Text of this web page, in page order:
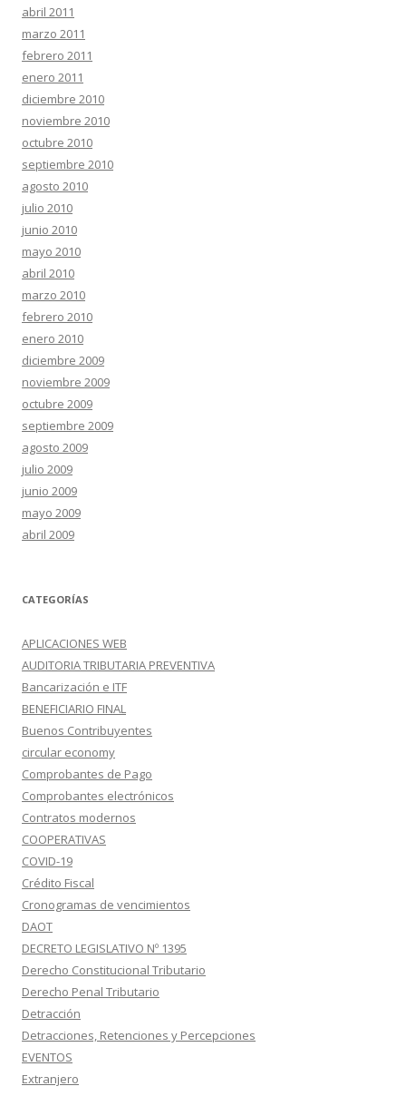
abril 2011
marzo 2011
febrero 2011
enero 2011
diciembre 2010
noviembre 2010
octubre 2010
septiembre 2010
agosto 2010
julio 2010
junio 2010
mayo 2010
abril 2010
marzo 2010
febrero 2010
enero 2010
diciembre 2009
noviembre 2009
octubre 2009
septiembre 2009
agosto 2009
julio 2009
junio 2009
mayo 2009
abril 2009
CATEGORÍAS
APLICACIONES WEB
AUDITORIA TRIBUTARIA PREVENTIVA
Bancarización e ITF
BENEFICIARIO FINAL
Buenos Contribuyentes
circular economy
Comprobantes de Pago
Comprobantes electrónicos
Contratos modernos
COOPERATIVAS
COVID-19
Crédito Fiscal
Cronogramas de vencimientos
DAOT
DECRETO LEGISLATIVO Nº 1395
Derecho Constitucional Tributario
Derecho Penal Tributario
Detracción
Detracciones, Retenciones y Percepciones
EVENTOS
Extranjero